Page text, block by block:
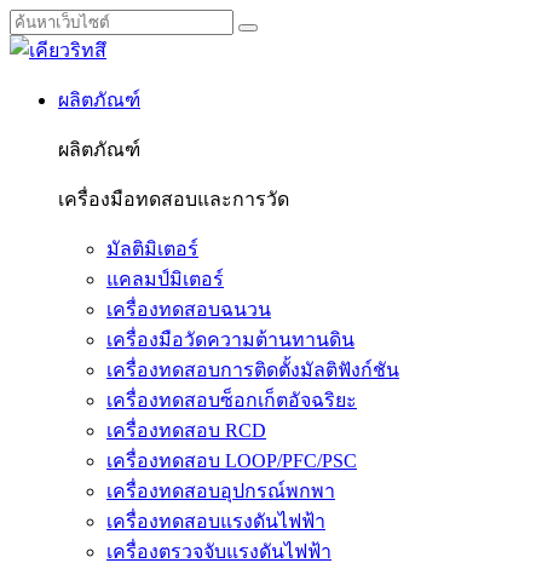
ผลิตภัณฑ์
ผลิตภัณฑ์
เครื่องมือทดสอบและการวัด
มัลติมิเตอร์
แคลมป์มิเตอร์
เครื่องทดสอบฉนวน
เครื่องมือวัดความต้านทานดิน
เครื่องทดสอบการติดตั้งมัลติฟังก์ชัน
เครื่องทดสอบซ็อกเก็ตอัจฉริยะ
เครื่องทดสอบ RCD
เครื่องทดสอบ LOOP/PFC/PSC
เครื่องทดสอบอุปกรณ์พกพา
เครื่องทดสอบแรงดันไฟฟ้า
เครื่องตรวจจับแรงดันไฟฟ้า